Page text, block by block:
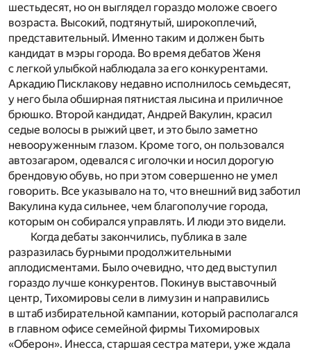
шестьдесят, но он выглядел гораздо моложе своего
возраста. Высокий, подтянутый, широкоплечий,
представительный. Именно таким и должен быть
кандидат в мэры города. Во время дебатов Женя
с легкой улыбкой наблюдала за его конкурентами.
Аркадию Писклакову недавно исполнилось семьдесят,
у него была обширная пятнистая лысина и приличное
брюшко. Второй кандидат, Андрей Вакулин, красил
седые волосы в рыжий цвет, и это было заметно
невооруженным глазом. Кроме того, он пользовался
автозагаром, одевался с иголочки и носил дорогую
брендовую обувь, но при этом совершенно не умел
говорить. Все указывало на то, что внешний вид заботил
Вакулина куда сильнее, чем благополучие города,
которым он собирался управлять. И люди это видели.
Когда дебаты закончились, публика в зале
разразилась бурными продолжительными
аплодисментами. Было очевидно, что дед выступил
гораздо лучше конкурентов. Покинув выставочный
центр, Тихомировы сели в лимузин и направились
в штаб избирательной кампании, который располагался
в главном офисе семейной фирмы Тихомировых
«Оберон». Инесса, старшая сестра матери, уже ждала